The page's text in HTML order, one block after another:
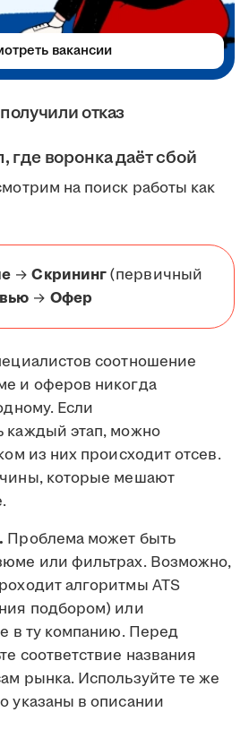
отказ
где воронка даёт сбой
на поиск работы как
→Скрининг(первичный
→ Офер
соотношение
и оферов никогда
Если
каждый этап, можно
из них происходит отсев.
которые мешают
Проблема может быть
или фильтрах. Возможно,
алгоритмы ATS
подбором) или
в ту компанию. Перед
соответствие названия
рынка. Используйте те же
указаны в описании
вакансии